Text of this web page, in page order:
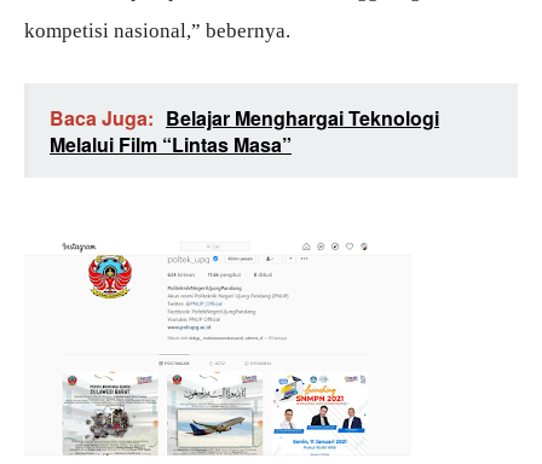
kompetisi nasional,” bebernya.
Baca Juga: Belajar Menghargai Teknologi
Melalui Film “Lintas Masa”